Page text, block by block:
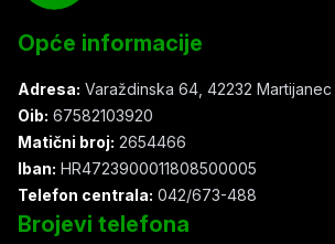
Opće informacije
Adresa: Varaždinska 64, 42232 Martijanec
Oib: 67582103920
Matični broj: 2654466
Iban: HR4723900011808500005
Telefon centrala: 042/673-488
Brojevi telefona